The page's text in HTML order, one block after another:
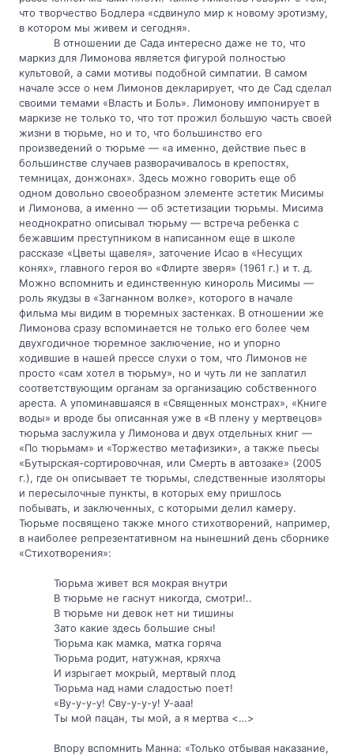
что творчество Бодлера «сдвинуло мир к новому эротизму,
в котором мы живем и сегодня».
В отношении де Сада интересно даже не то, что
маркиз для Лимонова является фигурой полностью
культовой, а сами мотивы подобной симпатии. В самом
начале эссе о нем Лимонов декларирует, что де Сад сделал
своими темами «Власть и Боль». Лимонову импонирует в
маркизе не только то, что тот прожил большую часть своей
жизни в тюрьме, но и то, что большинство его
произведений о тюрьме — «а именно, действие пьес в
большинстве случаев разворачивалось в крепостях,
темницах, донжонах». Здесь можно говорить еще об
одном довольно своеобразном элементе эстетик Мисимы
и Лимонова, а именно — об эстетизации тюрьмы. Мисима
неоднократно описывал тюрьму — встреча ребенка с
бежавшим преступником в написанном еще в школе
рассказе «Цветы щавеля», заточение Исао в «Несущих
конях», главного героя во «Флирте зверя» (1961 г.) и т. д.
Можно вспомнить и единственную кинороль Мисимы —
роль якудзы в «Загнанном волке», которого в начале
фильма мы видим в тюремных застенках. В отношении же
Лимонова сразу вспоминается не только его более чем
двухгодичное тюремное заключение, но и упорно
ходившие в нашей прессе слухи о том, что Лимонов не
просто «сам хотел в тюрьму», но и чуть ли не заплатил
соответствующим органам за организацию собственного
ареста. А упоминавшаяся в «Священных монстрах», «Книге
воды» и вроде бы описанная уже в «В плену у мертвецов»
тюрьма заслужила у Лимонова и двух отдельных книг —
«По тюрьмам» и «Торжество метафизики», а также пьесы
«Бутырская-сортировочная, или Смерть в автозаке» (2005
г.), где он описывает те тюрьмы, следственные изоляторы
и пересылочные пункты, в которых ему пришлось
побывать, и заключенных, с которыми делил камеру.
Тюрьме посвящено также много стихотворений, например,
в наиболее репрезентативном на нынешний день сборнике
«Стихотворения»:
Тюрьма живет вся мокрая внутри
В тюрьме не гаснут никогда, смотри!..
В тюрьме ни девок нет ни тишины
Зато какие здесь большие сны!
Тюрьма как мамка, матка горяча
Тюрьма родит, натужная, кряхча
И изрыгает мокрый, мертвый плод
Тюрьма над нами сладостью поет!
«Ву-у-у-у! Сву-у-у-у! У-ааа!
Ты мой пацан, ты мой, а я мертва <…>
Впору вспомнить Манна: «Только отбывая наказание,